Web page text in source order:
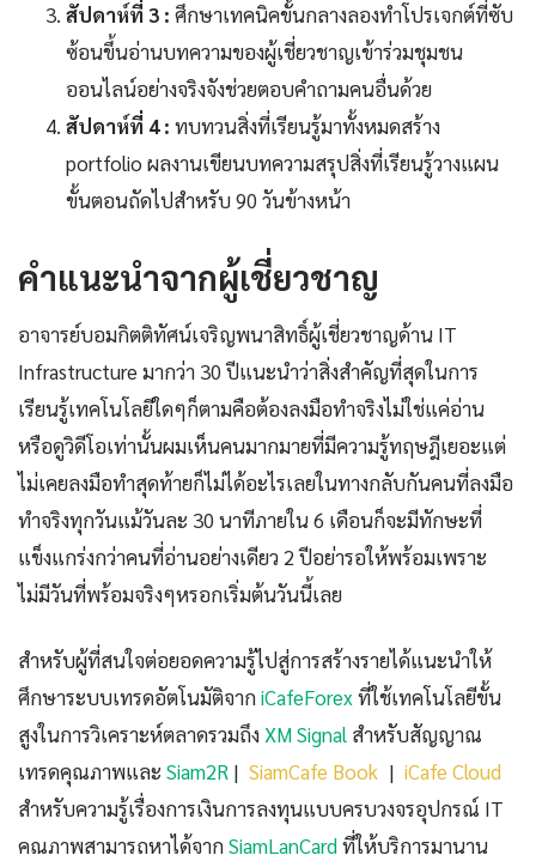
สัปดาห์ที่ 3 : ศึกษาเทคนิคขั้นกลางลองทำโปรเจกต์ที่ซับ
ซ้อนขึ้นอ่านบทความของผู้เชี่ยวชาญเข้าร่วมชุมชน
ออนไลน์อย่างจริงจังช่วยตอบคำถามคนอื่นด้วย
สัปดาห์ที่ 4 : ทบทวนสิ่งที่เรียนรู้มาทั้งหมดสร้าง
portfolio ผลงานเขียนบทความสรุปสิ่งที่เรียนรู้วางแผน
ขั้นตอนถัดไปสำหรับ 90 วันข้างหน้า
คำแนะนำจากผู้เชี่ยวชาญ
อาจารย์บอมกิตติทัศน์เจริญพนาสิทธิ์ผู้เชี่ยวชาญด้าน IT
Infrastructure มากว่า 30 ปีแนะนำว่าสิ่งสำคัญที่สุดในการ
เรียนรู้เทคโนโลยีใดๆก็ตามคือต้องลงมือทำจริงไม่ใช่แค่อ่าน
หรือดูวิดีโอเท่านั้นผมเห็นคนมากมายที่มีความรู้ทฤษฎีเยอะแต่
ไม่เคยลงมือทำสุดท้ายก็ไม่ได้อะไรเลยในทางกลับกันคนที่ลงมือ
ทำจริงทุกวันแม้วันละ 30 นาทีภายใน 6 เดือนก็จะมีทักษะที่
แข็งแกร่งกว่าคนที่อ่านอย่างเดียว 2 ปีอย่ารอให้พร้อมเพราะ
ไม่มีวันที่พร้อมจริงๆหรอกเริ่มต้นวันนี้เลย
สำหรับผู้ที่สนใจต่อยอดความรู้ไปสู่การสร้างรายได้แนะนำให้
ศึกษาระบบเทรดอัตโนมัติจากiCafeForex ที่ใช้เทคโนโลยีขั้น
สูงในการวิเคราะห์ตลาดรวมถึง XM Signal สำหรับสัญญาณ
เทรดคุณภาพและ Siam2R | SiamCafe Book | iCafe Cloud
สำหรับความรู้เรื่องการเงินการลงทุนแบบครบวงจรอุปกรณ์ IT
คุณภาพสามารถหาได้จากSiamLanCardที่ให้บริการมานาน